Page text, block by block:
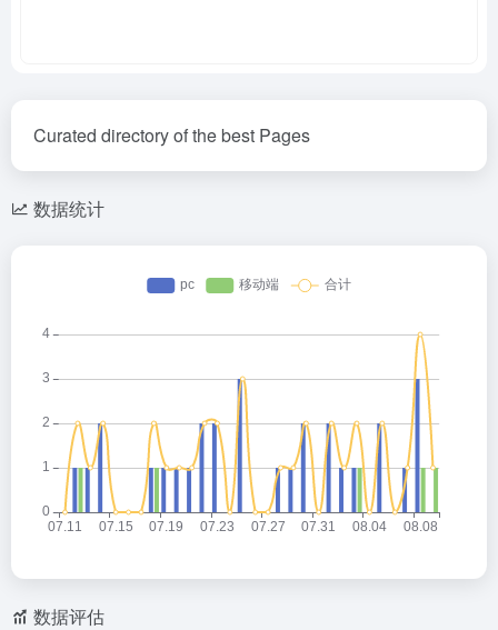
Curated directory of the best Pages
数据统计
数据评估